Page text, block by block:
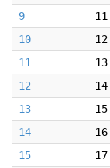
9
11
10
12
11
13
12
14
13
15
14
16
15
17